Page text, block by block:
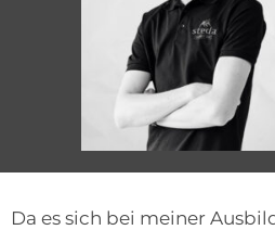
Da es sich bei meiner